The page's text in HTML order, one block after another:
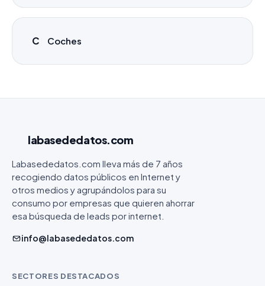
C Coches
labasededatos.com
Labasededatos.com lleva más de 7 años
recogiendo datos públicos en Internet y
otros medios y agrupándolos para su
consumo por empresas que quieren ahorrar
esa búsqueda de leads por internet.
info@labasededatos.com
SECTORES DESTACADOS